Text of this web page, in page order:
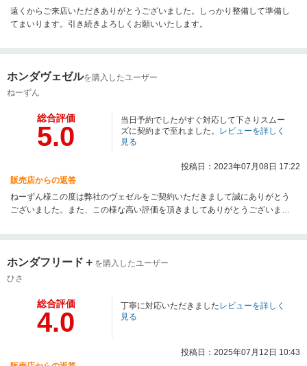
遠くからご来店いただきありがとうございました。しっかり整備して準備し
てまいります。引き続きよろしくお願いいたします。
ホンダヴェゼルを購入したユーザー
ねーずん
総合評価
5.0
当日予約でしたがすぐ対応して下さりスムー
ズに契約まで至れました。 レビューを詳しく
見る
投稿日：2023年07月08日 17:22
販売店からの返答
ねーずん様この度は弊社のヴェゼルをご契約いただきまして誠にありがとう
ございました。また、この様な高い評価を頂きましてありがとうございま
ホンダフリード＋ を購入したユーザー
ひさ
総合評価
4.0
丁寧に対応いただきましたレビューを詳しく
見る
投稿日：2025年07月12日 10:43